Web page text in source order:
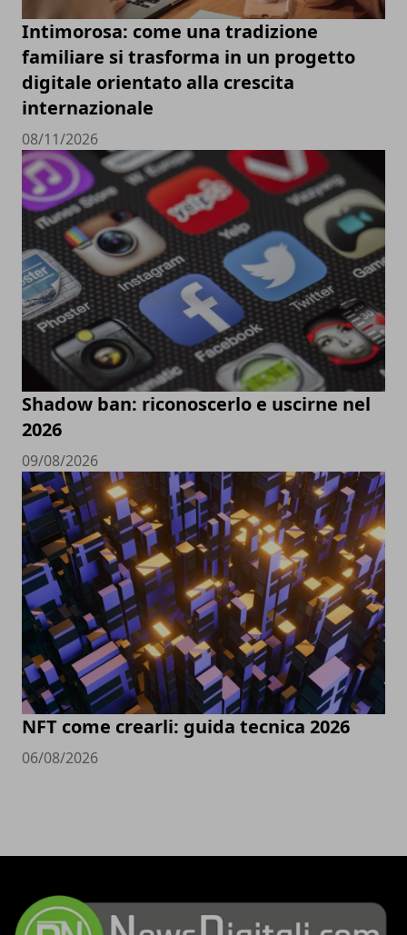
Intimorosa: come una tradizione
familiare si trasforma in un progetto
digitale orientato alla crescita
internazionale
08/11/2026
Shadow ban: riconoscerlo e uscirne nel
2026
09/08/2026
NFT come crearli: guida tecnica 2026
06/08/2026